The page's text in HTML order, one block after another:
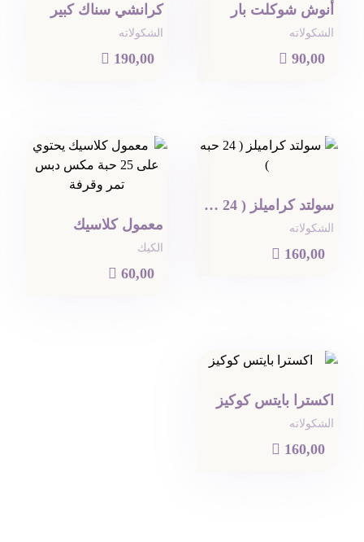
أنوش شوكلت بار
الشكولاته
 90,00
كرانشي سناك كبير
الشكولاته
 190,00
سولتد كراميلز ( 24 حبه )
الشكولاته
 160,00
معمول كلاسيك
الكيك
 60,00
اكسترا بايتس كوكيز
الشكولاته
 160,00